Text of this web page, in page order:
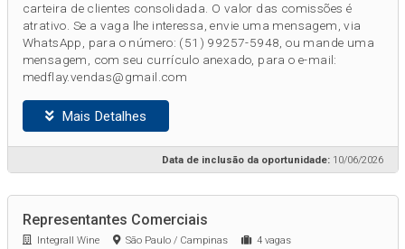
carteira de clientes consolidada. O valor das comissões é
atrativo. Se a vaga lhe interessa, envie uma mensagem, via
WhatsApp, para o número: (51) 99257-5948, ou mande uma
mensagem, com seu currículo anexado, para o e-mail:
medflay.vendas@gmail.com
Mais Detalhes
Data de inclusão da oportunidade:10/06/2026
Representantes Comerciais
Integrall Wine São Paulo / Campinas 4 vagas